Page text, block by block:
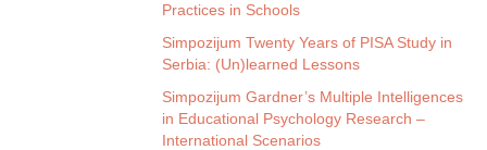
Practices in Schools
Simpozijum Twenty Years of PISA Study in
Serbia: (Un)learned Lessons
Simpozijum Gardner’s Multiple Intelligences
in Educational Psychology Research –
International Scenarios